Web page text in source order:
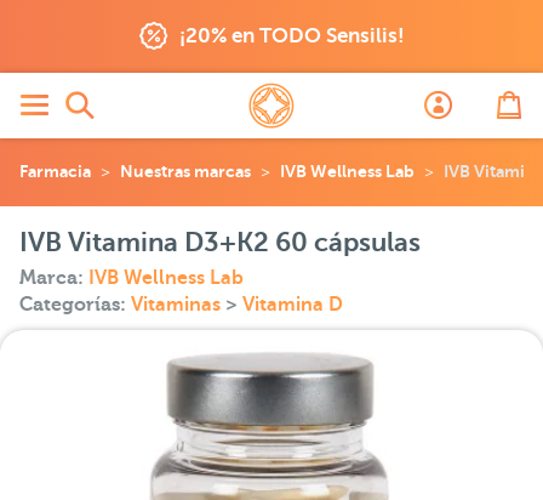
¡20% en TODO Sensilis!
Farmacia Nuestras marcas IVB Wellness Lab IVB
IVB Vitamina D3+K2 60 cápsulas
Marca: IVB Wellness Lab
Categorías: Vitaminas > Vitamina D